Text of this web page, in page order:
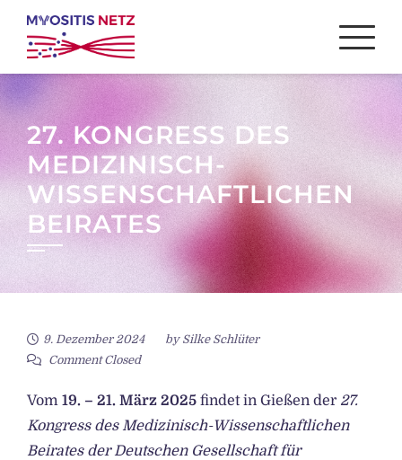
Skip
content
27. KONGRESS DES
MEDIZINISCH-
WISSENSCHAFTLICHEN
BEIRATES
9. Dezember 2024 by Silke Schlüter
Comment Closed
Vom 19. – 21. März 2025 findet in Gießen der 27.
Kongress des Medizinisch-Wissenschaftlichen
Beirates der Deutschen Gesellschaft für